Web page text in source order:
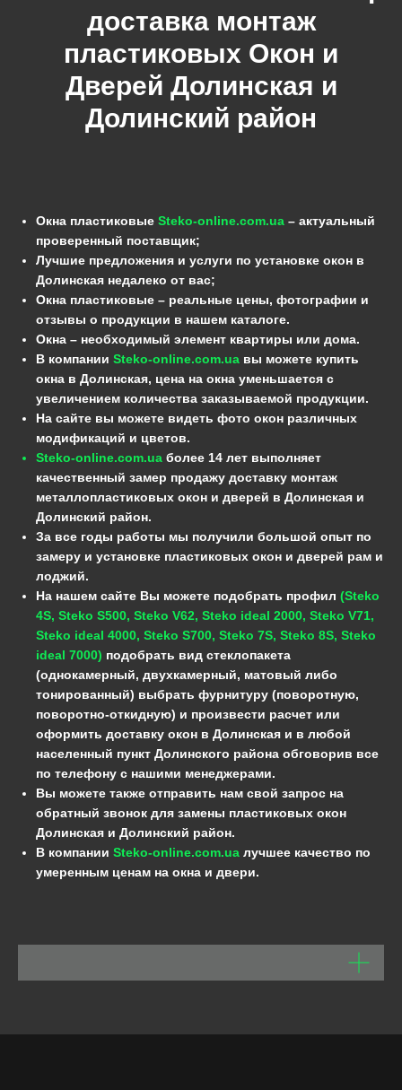
доставка монтаж
пластиковых Окон и
Дверей Долинская и
Долинский район
Окна пластиковые Steko-online.com.ua – актуальный
проверенный поставщик;
Лучшие предложения и услуги по установке окон в
Долинская недалеко от вас;
Окна пластиковые – реальные цены, фотографии и
отзывы о продукции в нашем каталоге.
Окна – необходимый элемент квартиры или дома.
В компании Steko-online.com.ua вы можете купить
окна в Долинская, цена на окна уменьшается с
увеличением количества заказываемой продукции.
На сайте вы можете видеть фото окон различных
модификаций и цветов.
Steko-online.com.ua более 14 лет выполняет
качественный замер продажу доставку монтаж
металлопластиковых окон и дверей в Долинская и
Долинский район.
За все годы работы мы получили большой опыт по
замеру и установке пластиковых окон и дверей рам и
лоджий.
На нашем сайте Вы можете подобрать профил (Steko
4S, Steko S500, Steko V62, Steko ideal 2000, Steko V71,
Steko ideal 4000, Steko S700, Steko 7S, Steko 8S, Steko
ideal 7000) подобрать вид стеклопакета
(однокамерный, двухкамерный, матовый либо
тонированный) выбрать фурнитуру (поворотную,
поворотно-откидную) и произвести расчет или
оформить доставку окон в Долинская и в любой
населенный пункт Долинского района обговорив все
по телефону с нашими менеджерами.
Вы можете также отправить нам свой запрос на
обратный звонок для замены пластиковых окон
Долинская и Долинский район.
В компании Steko-online.com.ua лучшее качество по
умеренным ценам на окна и двери.